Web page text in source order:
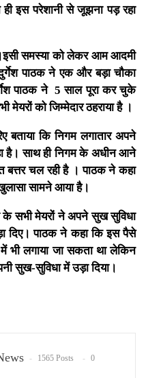
ही इस परेशानी से जूझना पड़ रहा
समस्या को लेकर आम आदमी
दुर्गेश पाठक ने एक और बड़ा चौका
पाठक ने 5 साल पूरा कर चुके
मेयरों को जिम्मेदार ठहराया है ।
बताया कि निगम लगातार अपने
है। साथ ही निगम के अधीन आने
चल रही है । पाठक ने कहा
सामने आया है।
के सभी मेयरों ने अपने सुख सुविधा
दिए। पाठक ने कहा कि इस पैसे
भी लगाया जा सकता था लेकिन
सुख-सुविधा में उड़ा दिया।
1565 Posts 0